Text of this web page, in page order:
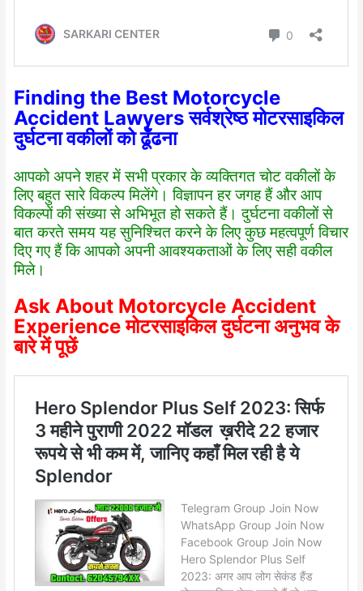
Finding the Best Motorcycle
Accident Lawyers सर्वश्रेष्ठ मोटरसाइकिल
दुर्घटना वकीलों को ढूँढना
आपको अपने शहर में सभी प्रकार के व्यक्तिगत चोट वकीलों के
लिए बहुत सारे विकल्प मिलेंगे। विज्ञापन हर जगह हैं और आप
विकल्पों की संख्या से अभिभूत हो सकते हैं। दुर्घटना वकीलों से
बात करते समय यह सुनिश्चित करने के लिए कुछ महत्वपूर्ण विचार
दिए गए हैं कि आपको अपनी आवश्यकताओं के लिए सही वकील
मिले।
Ask About Motorcycle Accident
Experience मोटरसाइकिल दुर्घटना अनुभव के
बारे में पूछें